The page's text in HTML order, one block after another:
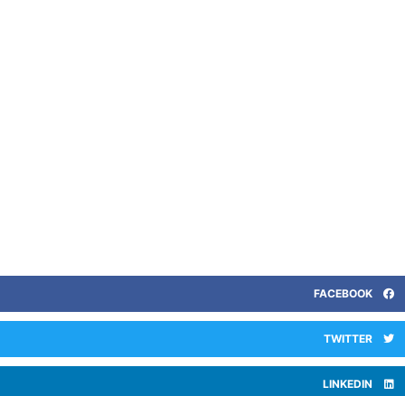
FACEBOOK
TWITTER
LINKEDIN